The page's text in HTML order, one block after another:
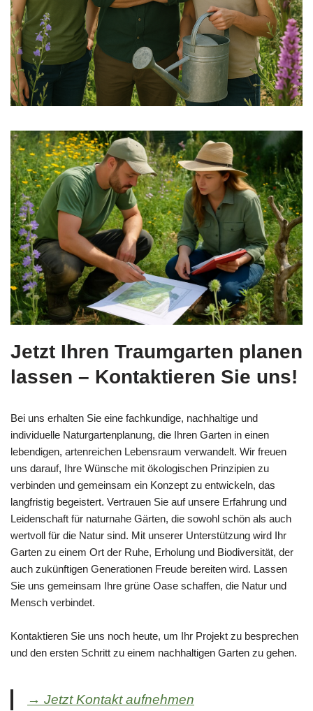
Jetzt Ihren Traumgarten planen
lassen – Kontaktieren Sie uns!
Bei uns erhalten Sie eine fachkundige, nachhaltige und
individuelle Naturgartenplanung, die Ihren Garten in einen
lebendigen, artenreichen Lebensraum verwandelt. Wir freuen
uns darauf, Ihre Wünsche mit ökologischen Prinzipien zu
verbinden und gemeinsam ein Konzept zu entwickeln, das
langfristig begeistert. Vertrauen Sie auf unsere Erfahrung und
Leidenschaft für naturnahe Gärten, die sowohl schön als auch
wertvoll für die Natur sind. Mit unserer Unterstützung wird Ihr
Garten zu einem Ort der Ruhe, Erholung und Biodiversität, der
auch zukünftigen Generationen Freude bereiten wird. Lassen
Sie uns gemeinsam Ihre grüne Oase schaffen, die Natur und
Mensch verbindet.
Kontaktieren Sie uns noch heute, um Ihr Projekt zu besprechen
und den ersten Schritt zu einem nachhaltigen Garten zu gehen.
→ Jetzt Kontakt aufnehmen